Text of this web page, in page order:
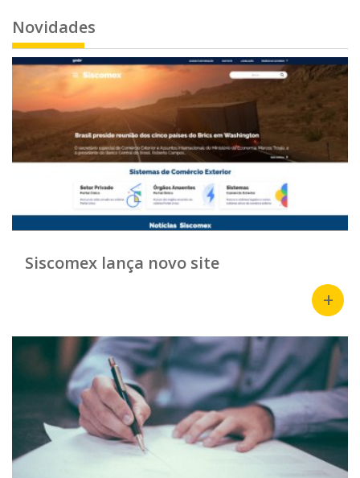
Novidades
Siscomex lança novo site
+